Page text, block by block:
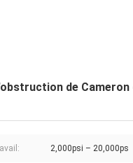
de Cameron
2,000psi – 20,000ps